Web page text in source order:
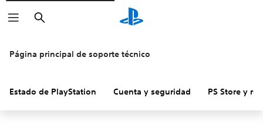
Buscar
Página principal de soporte técnico
Estado de PlayStation Cuenta y seguridad PS Store y